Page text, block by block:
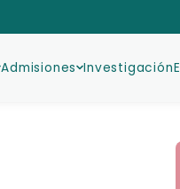
Admisiones Investigación